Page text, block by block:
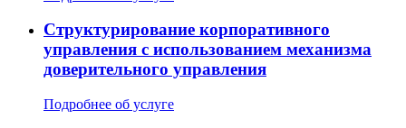
Структурирование корпоративного
управления с использованием механизма
доверительного управления
Подробнее об услуге